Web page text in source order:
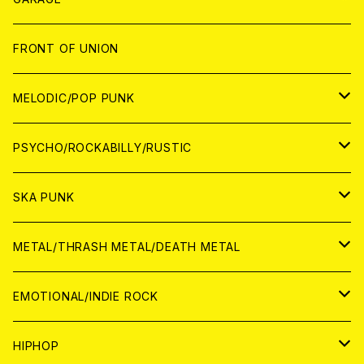
JAPAN
アナログ
CD
WORLD
アナログ
CD
FRONT OF UNION
MELODIC/POP PUNK
JAPAN
CD
ANALOG
WORLD
CD
ANALOG
PSYCHO/ROCKABILLY/RUSTIC
JAPAN
CD
ANALOG
WORLD
CD
ANALOG
SKA PUNK
JAPAN
CD
ANALOG
WORLD
CD
METAL/THRASH METAL/DEATH METAL
JAPAN
CD
WORLD
EMOTIONAL/INDIE ROCK
JAPAN
HIPHOP